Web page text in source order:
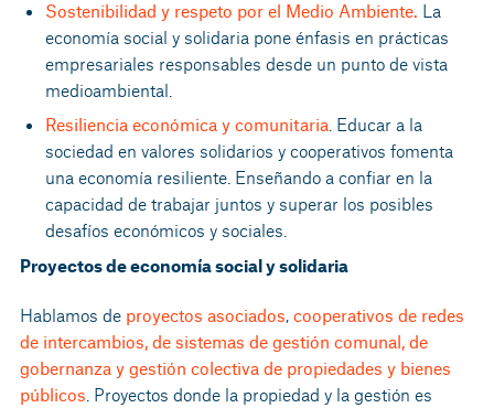
Sostenibilidad y respeto por el Medio Ambiente. La
economía social y solidaria pone énfasis en prácticas
empresariales responsables desde un punto de vista
medioambiental.
Resiliencia económica y comunitaria. Educar a la
sociedad en valores solidarios y cooperativos fomenta
una economía resiliente. Enseñando a confiar en la
capacidad de trabajar juntos y superar los posibles
desafíos económicos y sociales.
Proyectos de economía social y solidaria
Hablamos de proyectos asociados cooperativos de redes
de intercambios, de sistemas de gestión comunal, de
gobernanza y gestión colectiva de propiedades y bienes
públicos . Proyectos donde la propiedad y la gestión es